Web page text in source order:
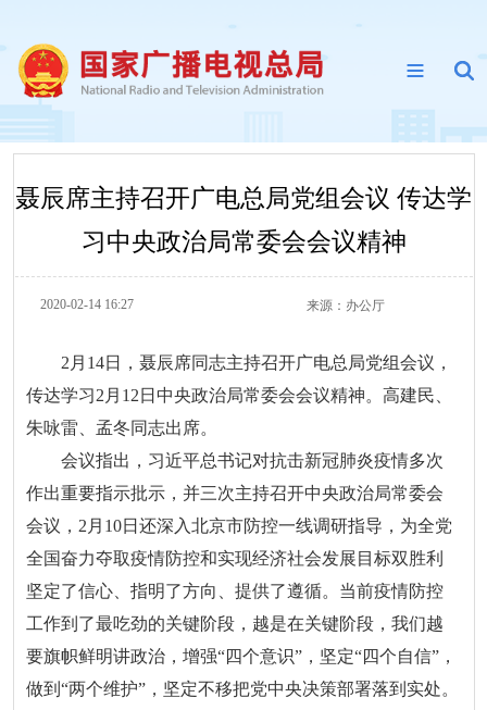
聂辰席主持召开广电总局党组会议 传达学
习中央政治局常委会会议精神
2020-02-14 16:27 来源： 办公厅
2月14日，聂辰席同志主持召开广电总局党组会议，
传达学习2月12日中央政治局常委会会议精神。高建民、
朱咏雷、孟冬同志出席。
会议指出，习近平总书记对抗击新冠肺炎疫情多次
作出重要指示批示，并三次主持召开中央政治局常委会
会议，2月10日还深入北京市防控一线调研指导，为全党
全国奋力夺取疫情防控和实现经济社会发展目标双胜利
坚定了信心、指明了方向、提供了遵循。当前疫情防控
工作到了最吃劲的关键阶段，越是在关键阶段，我们越
要旗帜鲜明讲政治，增强“四个意识”，坚定“四个自信”，
做到“两个维护”，坚定不移把党中央决策部署落到实处。